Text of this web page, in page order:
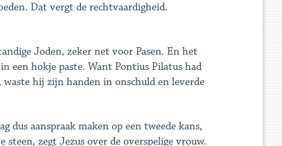
Dat vergt de rechtvaardigheid.
Joden, zeker net voor Pasen. En het
een hokje paste. Want Pontius Pilatus had
waste hij zijn handen in onschuld en leverde
dus aanspraak maken op een tweede kans,
steen, zegt Jezus over de overspelige vrouw.